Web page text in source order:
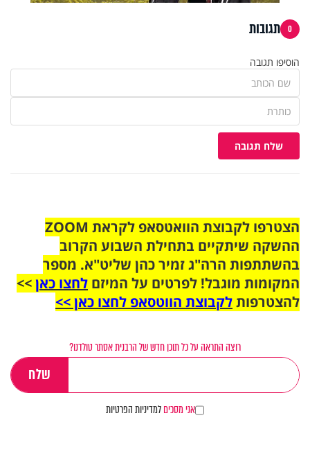
0 תגובות
הוסיפו תגובה
שלח תגובה
הצטרפו לקבוצת הוואטסאפ לקראת ZOOM
ההשקה שיתקיים בתחילת השבוע הקרוב
בהשתתפות הרה"ג זמיר כהן שליט"א. מספר
המקומות מוגבל! לפרטים על המיזם לחצו כאן>>
להצטרפותלקבוצת הווטסאפ לחצו כאן >>
רוצה התראה על כל תוכן חדש של הרבנית אסתר טולדנו?
אני מסכיםלמדיניות הפרטיות